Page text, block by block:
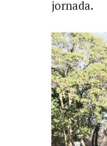
jornada.